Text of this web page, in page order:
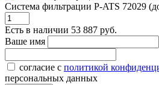
Система фильтрации P-ATS 72029
Есть в наличии 53 887 руб.
Ваше имя
согласие с политикой
персональных данных